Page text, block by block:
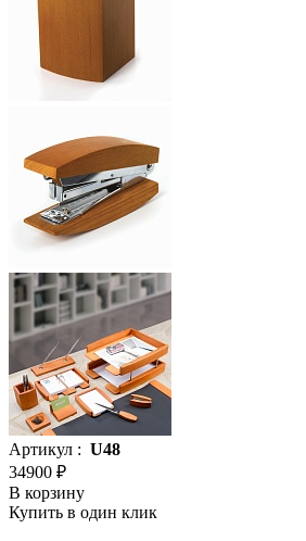
Артикул : U48
34900 ₽
В корзину
Купить в один клик